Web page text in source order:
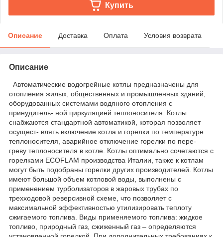
Купить
Описание Доставка Оплата Условия возврата
Описание
Автоматические водогрейные котлы предназначены для
отопления жилых, общественных и промышленных зданий,
оборудованных системами водяного отопления с
принудитель- ной циркуляцией теплоносителя. Котлы
снабжаются стандартной автоматикой, которая позволяет
осущест- влять включение котла и горелки по температуре
теплоносителя, аварийное отключение горелки по пере-
греву теплоносителя в котле. Котлы оптимально сочетаются с
горелками ECOFLAM производства Италии, также к котлам
могут быть подобраны горелки других производителей. Котлы
имеют большой объем котловой воды, выполнены с
применением турболизаторов в жаровых трубах по
трехходовой реверсивной схеме, что позволяет с
максимальной эффективностью утилизировать теплоту
сжигаемого топлива. Виды применяемого топлива: жидкое
топливо, природный газ, сжиженный газ – определяются